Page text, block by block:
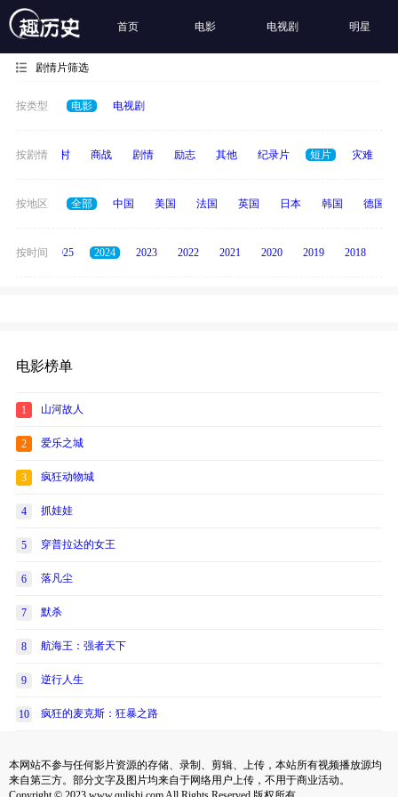
首页 电影 电视剧 明星
剧情片筛选
按类型 电影 电视剧
按剧情
历史 乡村 商战 剧情 励志 其他 纪录片 短片 灾难
按地区 全部 中国 美国 法国 英国 日本 韩国 德国
按时间
2026 2025 2024 2023 2022 2021 2020 2019 2018
电影榜单
1 山河故人
2 爱乐之城
3 疯狂动物城
4 抓娃娃
5 穿普拉达的女王
6 落凡尘
7 默杀
8 航海王：强者天下
9 逆行人生
10 疯狂的麦克斯：狂暴之路
本网站不参与任何影片资源的存储、录制、剪辑、上传，本站所有视频播放源均
来自第三方。部分文字及图片均来自于网络用户上传，不用于商业活动。